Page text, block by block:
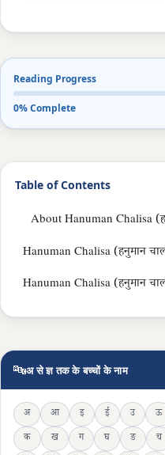
Reading Progress
0% Complete
Table of Contents
About Hanuman Chalisa
Hanuman Chalisa (हनुमान
Hanuman Chalisa (हनुमान
🔤अ से ज्ञ तक के बच्चों के नाम
अ आ इ ई उ ऊ
क
ख ग घ ङ च